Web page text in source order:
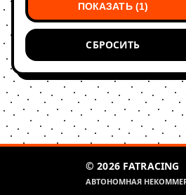
ПОКАЗАТЬ (1)
СБРОСИТЬ
© 2026 FATRACING
АВТОНОМНАЯ